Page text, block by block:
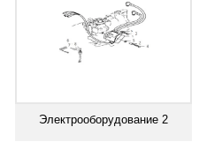
Электрооборудование 2